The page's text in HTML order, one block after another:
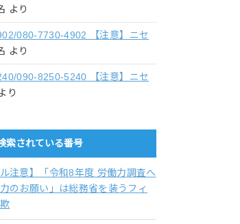
より
080-7730-4902 【注意】ニセ
より
090-8250-5240 【注意】ニセ
り
索されている番号
ル注意】「令和8年度 労働力調査へ
のお願い」は総務省を装うフィ